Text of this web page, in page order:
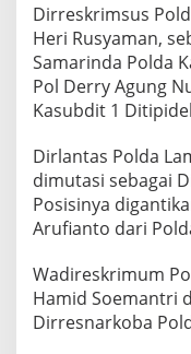
Dirreskrimsus
Heri Rusyaman,
Samarinda Polda
Pol Derry Agung
Kasubdit 1
Dirlantas Polda
dimutasi sebagai
Posisinya
Arufianto dari
Wadireskrimum
Hamid Soemantri
Dirresnarkoba